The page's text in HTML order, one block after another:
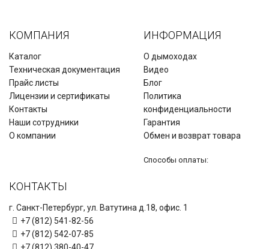
КОМПАНИЯ
Каталог
Техническая документация
Прайс листы
Лицензии и сертификаты
Контакты
Наши сотрудники
О компании
ИНФОРМАЦИЯ
О дымоходах
Видео
Блог
Политика
конфиденциальности
Гарантия
Обмен и возврат товара
Способы оплаты:
КОНТАКТЫ
г. Санкт-Петербург, ул. Ватутина д.18, офис. 1
+7 (812) 541-82-56
+7 (812) 542-07-85